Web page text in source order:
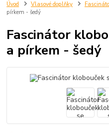
Úvod Vlasové doplňky
pírkem - šedý
Fascinátor
a pírkem - šedý